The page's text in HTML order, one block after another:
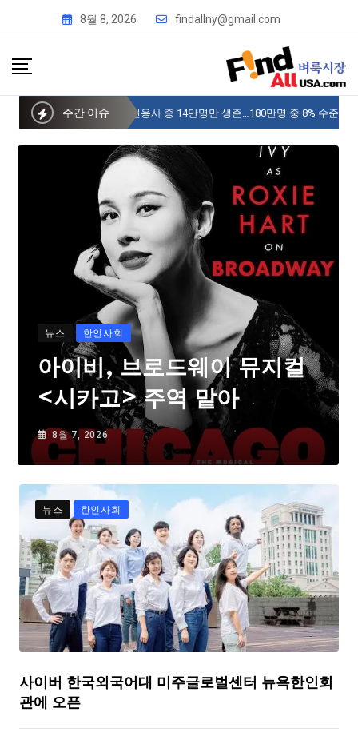
8월 8, 2026 findallny@gmail.com
주간 이슈
“미국내 6.25 참전용사 중 14만명만 생존…180만명 중 8% 수준
뉴스 한인사회
아이비, 브로드웨이 뮤지컬
<시카고> 주역 맡아
8월 7, 2026
뉴스 한인사회
사이버 한국외국어대 미주글로벌센터 뉴욕한인회
관에 오픈